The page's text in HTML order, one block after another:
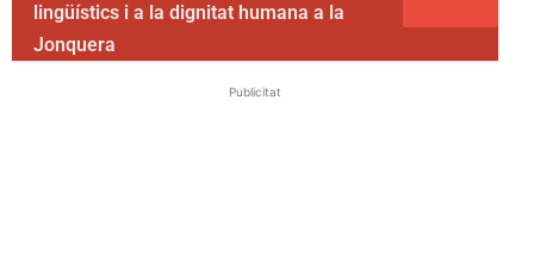
lingüístics i a la dignitat humana a la
Jonquera
Publicitat